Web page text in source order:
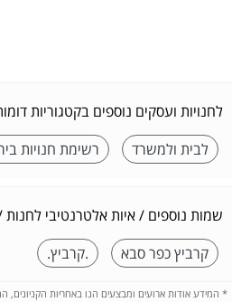
לחנויות ועסקים נוספים בקטגוריות
לבית ולמשרד
רשימת חנויות
שמות נוספים / איות אלטרנטיבי
קרביץ כפר סבא
.קרביץ.
* המידע אודות ארועים ומבצעים הנו באחריות הקניונים,